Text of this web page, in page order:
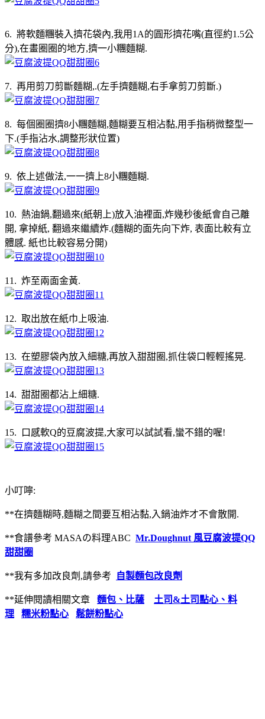
6. 將軟麵糰裝入擠花袋內,我用1A的圓形擠花嘴(直徑約1.5公
分),在畫圈圈的地方,擠一小糰麵糊.
7. 再用剪刀剪斷麵糊,.(左手擠麵糊,右手拿剪刀剪斷.)
8. 每個圈圈擠8小糰麵糊,麵糊要互相沾黏,用手指稍微整型一
下.(手指沾水,調整形狀位置)
9. 依上述做法,一一擠上8小糰麵糊.
10. 熱油鍋,翻過來(紙朝上)放入油裡面,炸幾秒後紙會自己離
開, 拿掉紙, 翻過來繼續炸.(麵糊的面先向下炸, 表面比較有立
體感. 紙也比較容易分開)
11. 炸至兩面金黃.
12. 取出放在紙巾上吸油.
13. 在塑膠袋內放入細糖,再放入甜甜圈,抓住袋口輕輕搖晃.
14. 甜甜圈都沾上細糖.
15. 口感軟Q的豆腐波提,大家可以試試看,蠻不錯的喔!
小叮嚀:
**在擠麵糊時,麵糊之間要互相沾黏,入鍋油炸才不會散開.
**食譜參考 MASAの料理ABC Mr.Doughnut 風豆腐波提QQ
甜甜圈
**我有多加改良劑,請參考 自製麵包改良劑
**延伸閱讀相關文章 麵包、比薩
土司&土司點心、料
理
糯米粉點心 鬆餅粉點心